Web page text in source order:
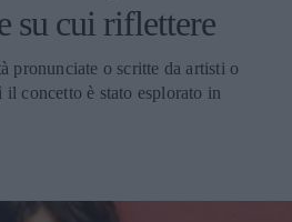
su cui riflettere
pronunciate o scritte da artisti o
il concetto è stato esplorato in